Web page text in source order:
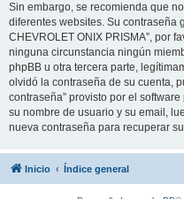
Sin embargo, se recomienda que
diferentes websites. Su contraseña
CHEVROLET ONIX PRISMA”, por
ninguna circunstancia ningún
phpBB u otra tercera parte,
olvidó la contraseña de su cuenta,
contraseña” provisto por el
su nombre de usuario y su email,
nueva contraseña para recuperar
Inicio Índice general